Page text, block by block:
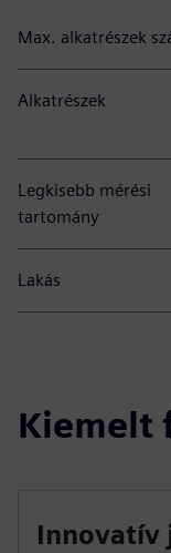
Max. alkatrészek
Alkatrészek
Legkisebb mérési
tartomány
Lakás
Kiemelt
Innovatív